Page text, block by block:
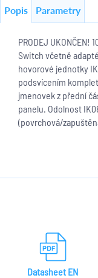
Popis Parametry
PRODEJ
Switch včetně
hovorové jednotky
podsvícením
jmenovek z přední
panelu. Odolnost
(povrchová/
Datasheet EN